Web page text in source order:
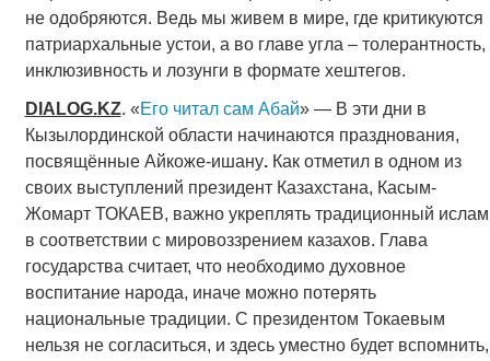
не одобряются. Ведь мы живем в мире, где критикуются
патриархальные устои, а во главе угла – толерантность,
инклюзивность и лозунги в формате хештегов.
DIALOG.KZ. «Его читал сам Абай» — В эти дни в
Кызылординской области начинаются празднования,
посвящённые Айкоже-ишану.Как отметил в одном из
своих выступлений президент Казахстана, Касым-
Жомарт ТОКАЕВ, важно укреплять традиционный ислам
в соответствии с мировоззрением казахов. Глава
государства считает, что необходимо духовное
воспитание народа, иначе можно потерять
национальные традиции. С президентом Токаевым
нельзя не согласиться, и здесь уместно будет вспомнить,